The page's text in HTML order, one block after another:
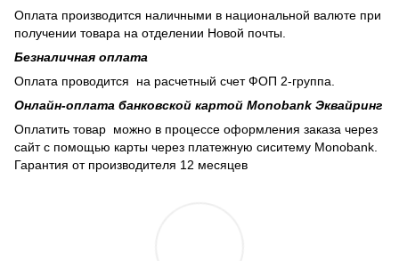
Оплата производится наличными в национальной валюте при
получении товара на отделении Новой почты.
Безналичная оплата
Оплата проводится на расчетный счет ФОП 2-группа.
Онлайн-оплата банковской картой Monobank Эквайринг
Оплатить товар можно в процессе оформления заказа через
сайт с помощью карты через платежную сиситему Monobank.
Гарантия от производителя 12 месяцев